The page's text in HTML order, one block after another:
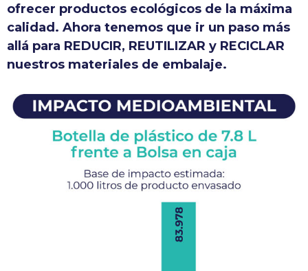
ofrecer productos ecológicos de la máxima
calidad. Ahora tenemos que ir un paso más
allá para REDUCIR, REUTILIZAR y RECICLAR
nuestros materiales de embalaje.